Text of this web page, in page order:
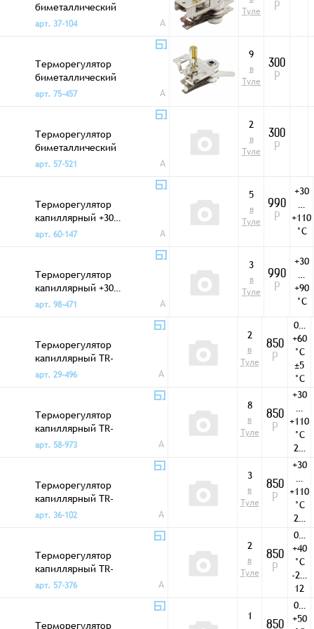
биметаллический
KST-168-4 T250 16A
арт. 37-104 A
Туле
Р
Терморегулятор
биметаллический
KST-207 T250 16A
арт. 75-457 A
9
в
Туле
300
Р
Терморегулятор
биметаллический
ZH-001B T250 16A
арт. 57-521 A
2
в
Туле
300
Р
Терморегулятор
капиллярный +30…
+110 °C 3PSP
арт. 60-147 A
5
в
Туле
990
Р
+30
…
+110
°C
Терморегулятор
капиллярный +30…
+90 °C 3PSP
арт. 98-471 A
3
в
Туле
990
Р
+30
…
+90
°C
Терморегулятор
капиллярный TR-
121 0…+60 °C SPDT
арт. 29-496 A
2
в
Туле
850
Р
0…
+60
°C
±5
°C
Терморегулятор
капиллярный TR-
124 +30…+110 °C
арт. 58-973 A
8
в
Туле
850
Р
+30
…
+110
°C
2…
12
Терморегулятор
капиллярный TR-
127 +30…+110 °C
арт. 36-102 A
3
в
Туле
850
Р
+30
…
+110
°C
2…
12
°C
Терморегулятор
капиллярный TR-
128 0…+40 °C SPDT
арт. 57-376 A
2
в
Туле
850
Р
0…
+40
°C
-2…
12
°C
Терморегулятор
1
850
0…
+50